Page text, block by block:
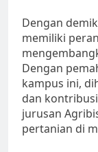
Dengan
memiliki
Dengan
kampus ini,
dan
jurusan
pertanian di